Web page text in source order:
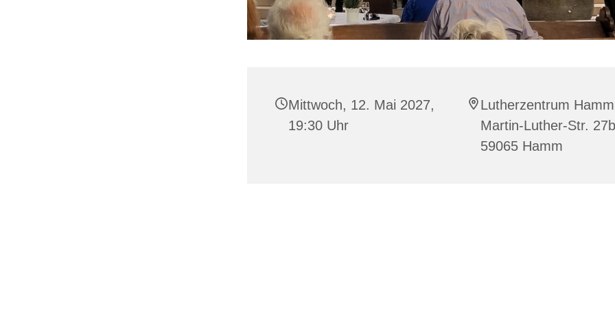
Mittwoch, 12. Mai 2027,
19:30 Uhr
Lutherzentrum
Martin-Luther-Str.
59065 Hamm